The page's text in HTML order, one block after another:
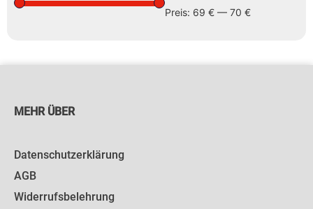
Preis: 69 € — 70 €
MEHR ÜBER
Datenschutzerklärung
AGB
Widerrufsbelehrung